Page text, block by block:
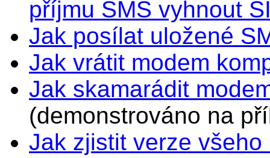
příjmu SMS vyhnout
Jak posílat uložené
Jak vrátit modem
Jak skamarádit
(demonstrováno na
Jak zjistit verze